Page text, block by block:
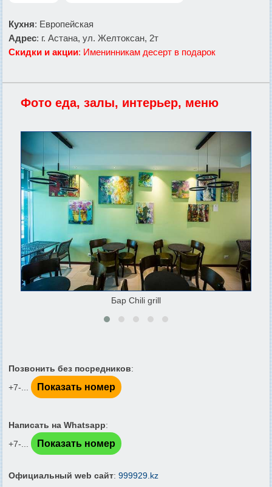
Кухня: Европейская
Адрес: г. Астана, ул. Желтоксан, 2т
Скидки и акции: Именинникам десерт в подарок
Фото еда, залы, интерьер, меню
Бар Chili grill
Позвонить без посредников:
+7-...
Показать номер
Написать на Whatsapp:
+7-...
Показать номер
Официальный web сайт: 999929.kz